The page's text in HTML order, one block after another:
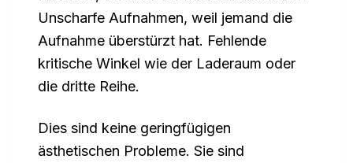
Unscharfe Aufnahmen, weil jemand die
Aufnahme überstürzt hat. Fehlende
kritische Winkel wie der Laderaum oder
die dritte Reihe.
Dies sind keine geringfügigen
ästhetischen Probleme. Sie sind